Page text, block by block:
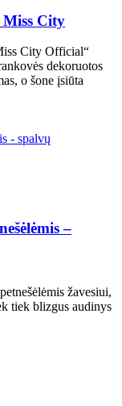
Miss City
City Official“
dekoruotos
o šone įsiūta
–
žavesiui,
tiek blizgus audinys